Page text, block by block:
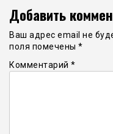
Добавить
Ваш адрес email не
поля помечены *
Комментарий *